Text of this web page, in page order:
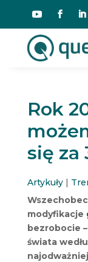
Rok
się za
Artykuły|
modyfikacje
bezrobocie
świata